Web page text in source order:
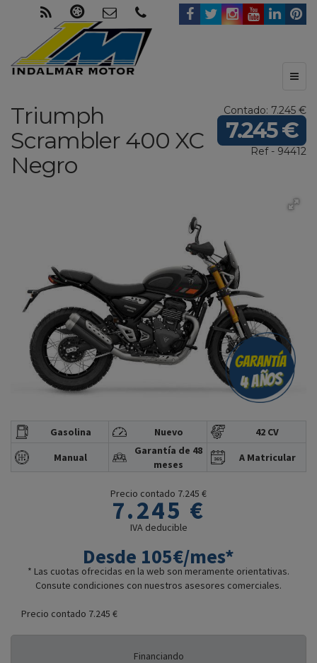
Contado: 7.245 €
7.245 €
Ref - 94412
Triumph
Scrambler 400 XC
Negro
Gasolina Nuevo
42 CV
Manual
Garantía de 48
meses
A Matricular
Precio contado 7.245 €
7.245 €
IVA deducible
Desde 105€/mes*
* Las cuotas ofrecidas en la web son meramente orientativas.
Consute condiciones con nuestros asesores comerciales.
Precio contado 7.245 €
Financiando